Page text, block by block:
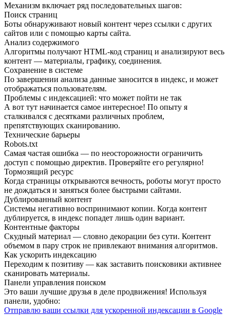
Механизм включает ряд последовательных шагов:
Поиск страниц
Боты обнаруживают новый контент через ссылки с других
сайтов или с помощью карты сайта.
Анализ содержимого
Алгоритмы получают HTML-код страниц и анализируют весь
контент — материалы, графику, соединения.
Сохранение в системе
По завершении анализа данные заносится в индекс, и может
отображаться пользователям.
Проблемы с индексацией: что может пойти не так
А вот тут начинается самое интересное! По опыту я
сталкивался с десятками различных проблем,
препятствующих сканированию.
Технические барьеры
Robots.txt
Самая частая ошибка — по неосторожности ограничить
доступ с помощью директив. Проверяйте его регулярно!
Тормозящий ресурс
Когда страницы открываются вечность, роботы могут просто
не дождаться и заняться более быстрыми сайтами.
Дублированный контент
Системы негативно воспринимают копии. Когда контент
дублируется, в индекс попадет лишь один вариант.
Контентные факторы
Скудный материал — словно декорации без сути. Контент
объемом в пару строк не привлекают внимания алгоритмов.
Как ускорить индексацию
Переходим к позитиву — как заставить поисковики активнее
сканировать материалы.
Панели управления поиском
Это ваши лучшие друзья в деле продвижения! Используя
панели, удобно:
Отправлю ваши ссылки для ускоренной индексации в Google